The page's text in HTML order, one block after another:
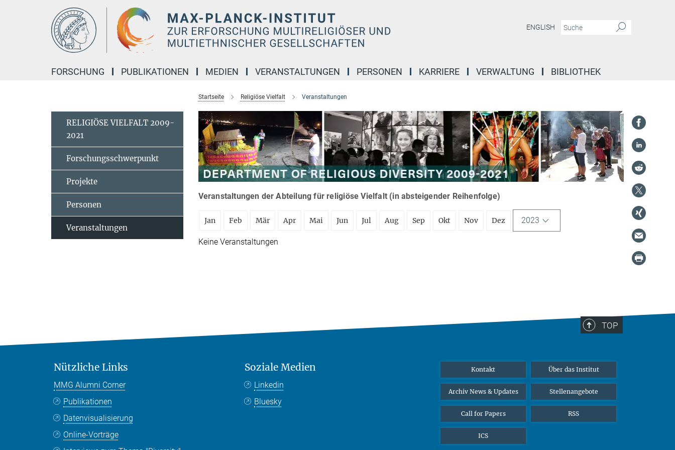
ENGLISH
FORSCHUNG PUBLIKATIONEN MEDIEN VERANSTALTUNGEN PERSONEN KARRIERE VERWALTUNG BIBLIOTHEK
Startseite Religiöse Vielfalt Veranstaltungen
Veranstaltungen der Abteilung für religiöse Vielfalt (in absteigender Reihenfolge)
Jan Feb Mär Apr Mai Jun Jul Aug Sep Okt Nov Dez 2023
Keine Veranstaltungen
RELIGIÖSE VIELFALT 2009-
2021
Forschungsschwerpunkt
Projekte
Personen
Veranstaltungen
TOP
Nützliche Links
MMG Alumni Corner
Publikationen
Datenvisualisierung
Online-Vorträge
Soziale Medien
Linkedin
Bluesky
Kontakt Über das Institut
Archiv News & Updates Stellenangebote
Call for Papers RSS
ICS